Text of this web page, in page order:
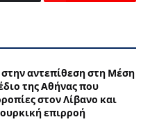
αντεπίθεση στη Μέση
της Αθήνας που
στον Λίβανο και
επιρροή